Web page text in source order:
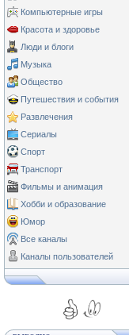
Компьютерные игры
Красота и здоровье
Люди и блоги
Музыка
Общество
Путешествия и события
Развлечения
Сериалы
Спорт
Транспорт
Фильмы и анимация
Хобби и образование
Юмор
Все каналы
Каналы пользователей